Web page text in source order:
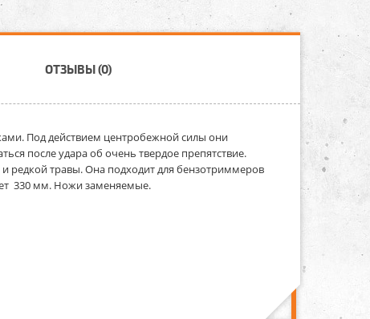
ОТЗЫВЫ (0)
Под действием центробежной силы они
после удара об очень твердое препятствие.
редкой травы. Она подходит для бензотриммеров
330 мм. Ножи заменяемые.